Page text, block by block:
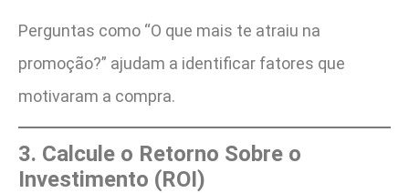
Perguntas como “O que mais te atraiu na
promoção?” ajudam a identificar fatores que
motivaram a compra.
3. Calcule o Retorno Sobre o
Investimento (ROI)